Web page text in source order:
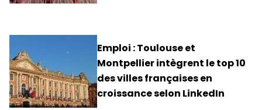
Emploi : Toulouse et
Montpellier intègrent le top 10
des villes françaises en
croissance selon LinkedIn